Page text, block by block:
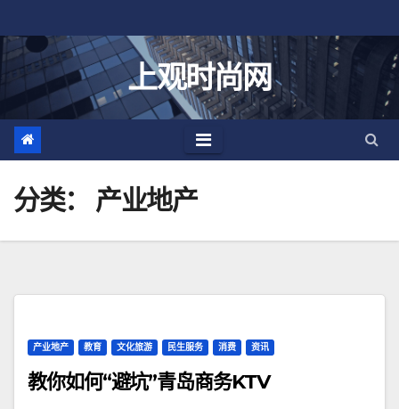
至
上观时尚网
分类： 产业地产
产业地产 教育 文化旅游 民生服务 消费 资讯
教你如何“避坑”青岛商务KTV